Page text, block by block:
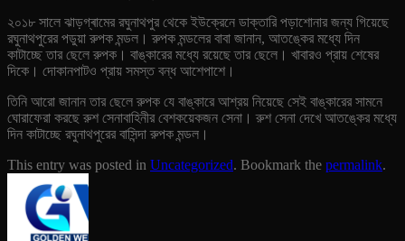
২০১৮ সালে ঝাড়গ্ৰামের রঘুনাথপুর থেকে ইউক্রেনে ডাক্তারি পড়াশোনার জন্য গিয়েছে
রঘুনাথপুরের পডুয়া রুপক মন্ডল। রুপক মন্ডলের বাবা জানান, আতঙ্কের মধ্যে দিন
কাটাচ্ছে তার ছেলে রুপক। বাঙ্কারের মধ্যে রয়েছে তার ছেলে। খাবারও প্রায় শেষের
দিকে। দোকানপাটও প্রায় সমস্ত বন্ধ আশেপাশে।
তিনি আরো জানান তার ছেলে রুপক যে বাঙ্কারে আশ্রয় নিয়েছে সেই বাঙ্কারের সামনে
ঘোরাফেরা করছে রুশ সেনাবাহিনীর বেশকয়েকজন সেনা। রুশ সেনা দেখে আতঙ্কের মধ্যে
দিন কাটাচ্ছে রঘুনাথপুরের বাসিন্দা রুপক মন্ডল।
This entry was posted in Uncategorized. Bookmark the permalink.